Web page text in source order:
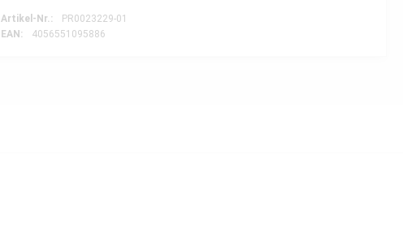
Artikel-Nr.:
PR0023229-01
EAN:
4056551095886